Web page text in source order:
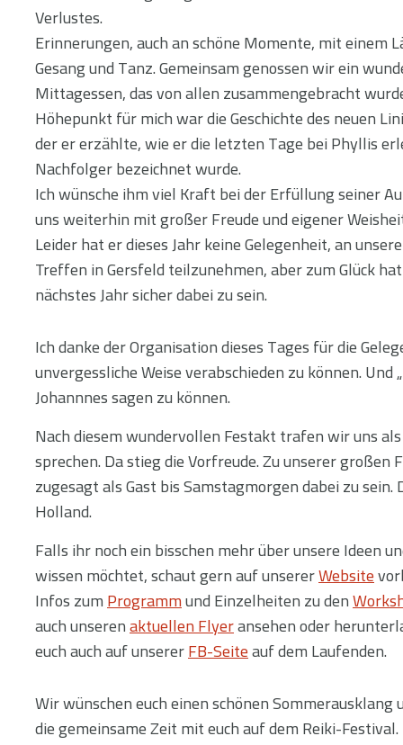
Verlustes.
Erinnerungen, auch an schöne Momente, mit einem
Gesang und Tanz. Gemeinsam genossen wir ein
Mittagessen, das von allen zusammengebracht
Höhepunkt für mich war die Geschichte des neuen
der er erzählte, wie er die letzten Tage bei Phyllis
Nachfolger bezeichnet wurde.
Ich wünsche ihm viel Kraft bei der Erfüllung seiner
uns weiterhin mit großer Freude und eigener
Leider hat er dieses Jahr keine Gelegenheit, an
Treffen in Gersfeld teilzunehmen, aber zum Glück
nächstes Jahr sicher dabei zu sein.
Ich danke der Organisation dieses Tages für die
unvergessliche Weise verabschieden zu können. Und
Johannnes sagen zu können.
Nach diesem wundervollen Festakt trafen wir uns
sprechen. Da stieg die Vorfreude. Zu unserer großen
zugesagt als Gast bis Samstagmorgen dabei zu
Holland.
Falls ihr noch ein bisschen mehr über unsere Ideen
wissen möchtet, schaut gern auf unsererWebsite
Infos zumProgrammund Einzelheiten zu den
auch unserenaktuellen Flyeransehen oder
euch auch auf unsererFB-Seiteauf dem Laufenden.
Wir wünschen euch einen schönen
die gemeinsame Zeit mit euch auf dem Reiki-Festival.